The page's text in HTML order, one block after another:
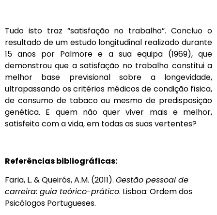
Tudo isto traz “satisfação no trabalho”. Concluo o
resultado de um estudo longitudinal realizado durante
15 anos por Palmore e a sua equipa (1969), que
demonstrou que a satisfação no trabalho constitui a
melhor base previsional sobre a longevidade,
ultrapassando os critérios médicos de condição física,
de consumo de tabaco ou mesmo de predisposição
genética. E quem não quer viver mais e melhor,
satisfeito com a vida, em todas as suas vertentes?
Referências bibliográficas:
Faria, L. & Queirós, A.M. (2011). Gestão pessoal de
carreira: guia teórico-prático. Lisboa: Ordem dos
Psicólogos Portugueses.